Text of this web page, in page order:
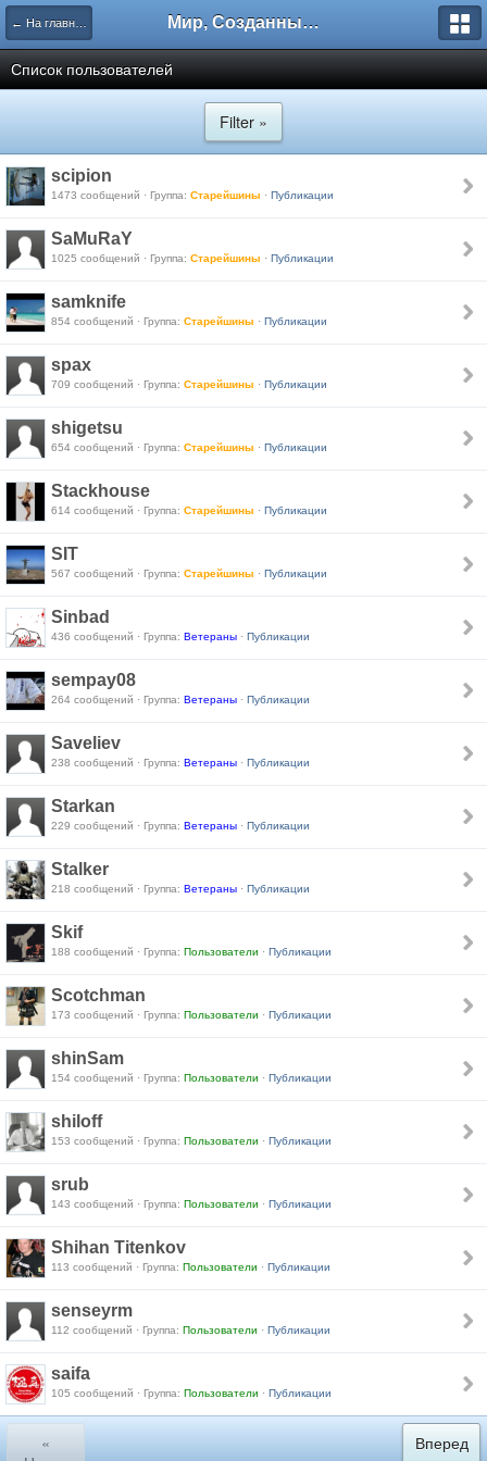
← На главную Мир, Созданный Мастером.
Список пользователей
Filter »
scipion
1473 сообщений · Группа: Старейшины · Публикации
SaMuRaY
1025 сообщений · Группа: Старейшины · Публикации
samknife
854 сообщений · Группа: Старейшины · Публикации
spax
709 сообщений · Группа: Старейшины · Публикации
shigetsu
654 сообщений · Группа: Старейшины · Публикации
Stackhouse
614 сообщений · Группа: Старейшины · Публикации
SIT
567 сообщений · Группа: Старейшины · Публикации
Sinbad
436 сообщений · Группа: Ветераны · Публикации
sempay08
264 сообщений · Группа: Ветераны · Публикации
Saveliev
238 сообщений · Группа: Ветераны · Публикации
Starkan
229 сообщений · Группа: Ветераны · Публикации
Stalker
218 сообщений · Группа: Ветераны · Публикации
Skif
188 сообщений · Группа: Пользователи · Публикации
Scotchman
173 сообщений · Группа: Пользователи · Публикации
shinSam
154 сообщений · Группа: Пользователи · Публикации
shiloff
153 сообщений · Группа: Пользователи · Публикации
srub
143 сообщений · Группа: Пользователи · Публикации
Shihan Titenkov
113 сообщений · Группа: Пользователи · Публикации
senseyrm
112 сообщений · Группа: Пользователи · Публикации
saifa
105 сообщений · Группа: Пользователи · Публикации
«
Вперед